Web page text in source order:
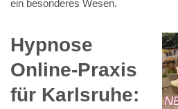
ein besonderes Wesen.
Hypnose
Online-Praxis
für Karlsruhe: